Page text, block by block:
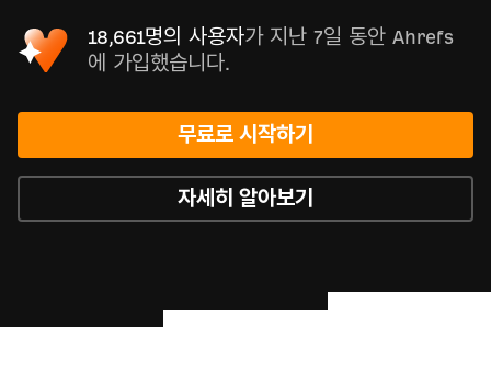
18,661명의 사용자가 지난 7일 동안 Ahrefs
에 가입했습니다.
무료로 시작하기
자세히 알아보기